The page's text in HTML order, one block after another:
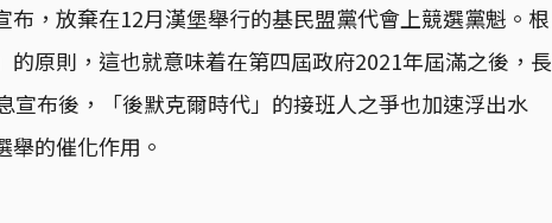
，放棄在12月漢堡舉行的基民盟黨代會上競選黨魁。根
原則，這也就意味着在第四屆政府2021年屆滿之後，長
宣布後，「後默克爾時代」的接班人之爭也加速浮出水
的催化作用。